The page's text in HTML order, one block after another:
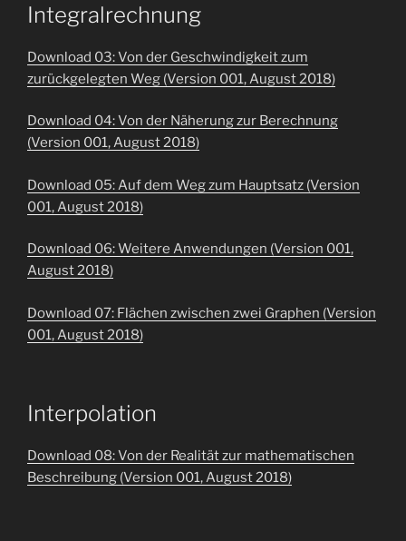
Integralrechnung
Download 03: Von der Geschwindigkeit zum
zurückgelegten Weg (Version 001, August 2018)
Download 04: Von der Näherung zur Berechnung
(Version 001, August 2018)
Download 05: Auf dem Weg zum Hauptsatz (Version
001, August 2018)
Download 06: Weitere Anwendungen (Version 001,
August 2018)
Download 07: Flächen zwischen zwei Graphen (Version
001, August 2018)
Interpolation
Download 08: Von der Realität zur mathematischen
Beschreibung (Version 001, August 2018)